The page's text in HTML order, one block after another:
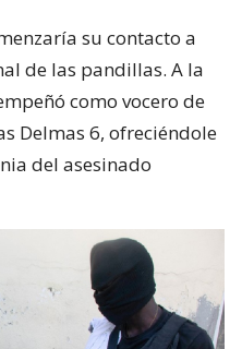
su contacto a
de las pandillas. A la
como vocero de
Delmas 6, ofreciéndole
del asesinado